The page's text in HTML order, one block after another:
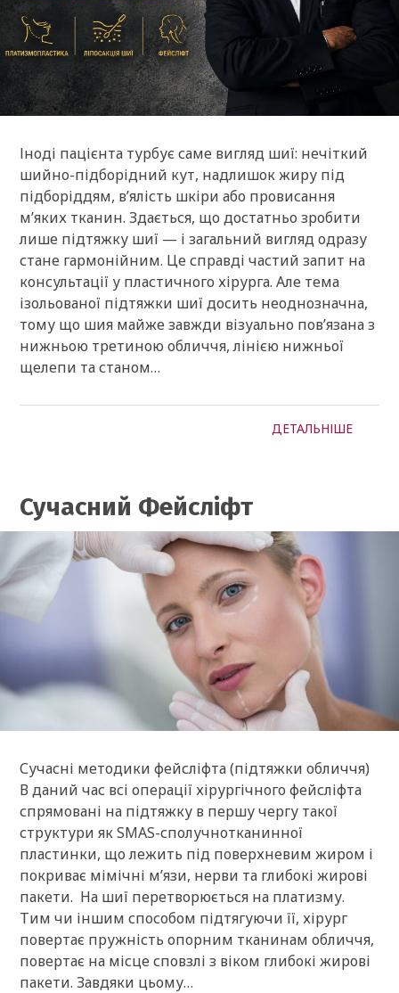
Іноді пацієнта турбує саме вигляд шиї: нечіткий
шийно-підборідний кут, надлишок жиру під
підборіддям, в’ялість шкіри або провисання
м’яких тканин. Здається, що достатньо зробити
лише підтяжку шиї — і загальний вигляд одразу
стане гармонійним. Це справді частий запит на
консультації у пластичного хірурга. Але тема
ізольованої підтяжки шиї досить неоднозначна,
тому що шия майже завжди візуально пов’язана з
нижньою третиною обличчя, лінією нижньої
щелепи та станом…
ДЕТАЛЬНІШЕ
Сучасний Фейсліфт
Сучасні методики фейсліфта (підтяжки обличчя)
В даний час всі операції хірургічного фейсліфта
спрямовані на підтяжку в першу чергу такої
структури як SMAS-сполучнотканинної
пластинки, що лежить під поверхневим жиром і
покриває мімічні м’язи, нерви та глибокі жирові
пакети. На шиї перетворюється на платизму.
Тим чи іншим способом підтягуючи її, хірург
повертає пружність опорним тканинам обличчя,
повертає на місце сповзлі з віком глибокі жирові
пакети. Завдяки цьому…